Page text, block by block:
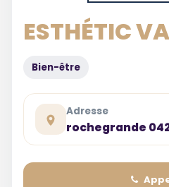
ESTHÉTIC
Bien-être
Adresse
rochegrande